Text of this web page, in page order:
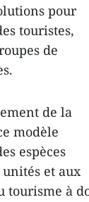
pour
touristes,
de
de la
modèle
espèces
et aux
tourisme à